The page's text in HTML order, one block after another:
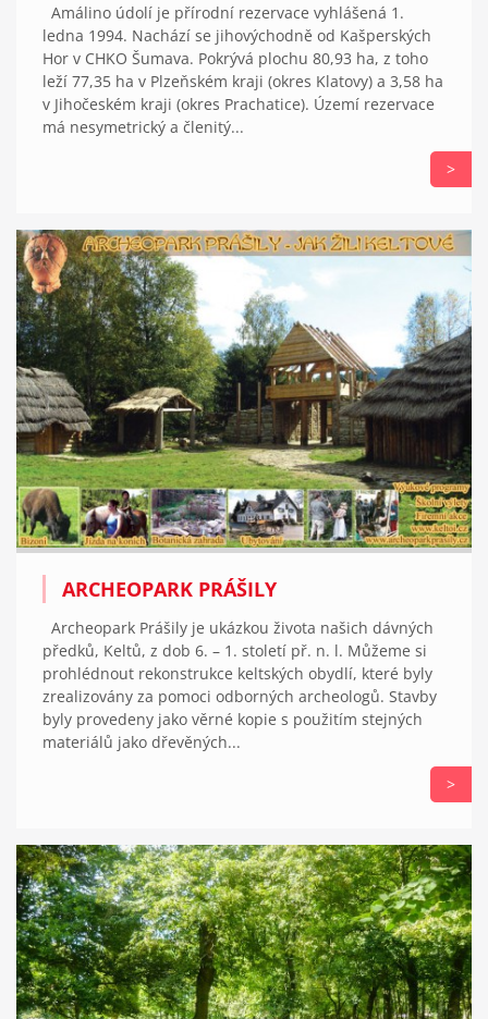
Amálino údolí je přírodní rezervace vyhlášená 1.
ledna 1994. Nachází se jihovýchodně od Kašperských
Hor v CHKO Šumava. Pokrývá plochu 80,93 ha, z toho
leží 77,35 ha v Plzeňském kraji (okres Klatovy) a 3,58 ha
v Jihočeském kraji (okres Prachatice). Území rezervace
má nesymetrický a členitý...
>
ARCHEOPARK PRÁŠILY
Archeopark Prášily je ukázkou života našich dávných
předků, Keltů, z dob 6. – 1. století př. n. l. Můžeme si
prohlédnout rekonstrukce keltských obydlí, které byly
zrealizovány za pomoci odborných archeologů. Stavby
byly provedeny jako věrné kopie s použitím stejných
materiálů jako dřevěných...
>